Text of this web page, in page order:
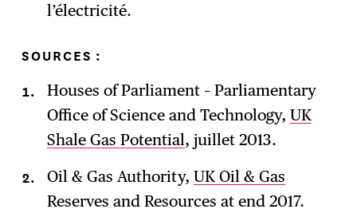
l’électricité.
SOURCES :
Houses of Parliament – Parliamentary
Office of Science and Technology, UK
Shale Gas Potential, juillet 2013.
Oil & Gas Authority, UK Oil & Gas
Reserves and Resources at end 2017.